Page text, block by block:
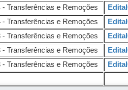
- Transferências e Remoções
- Transferências e Remoções
- Transferências e Remoções
- Transferências e Remoções
- Transferências e Remoções